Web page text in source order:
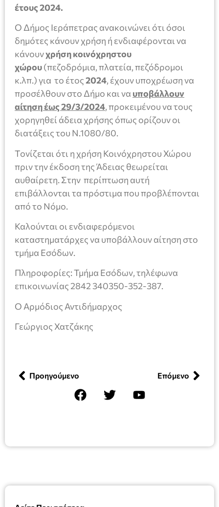
έτους 2024.
Ο Δήμος Ιεράπετρας ανακοινώνει ότι όσοι
δημότες κάνουν χρήση ή ενδιαφέρονται να
κάνουνχρήση κοινόχρηστου
χώρου(πεζοδρόμια, πλατεία, πεζόδρομοι
κ.λπ.) για το έτος2024, έχουν υποχρέωση να
προσέλθουν στο Δήμο και να υποβάλλουν
αίτηση έως 29/3/2024, προκειμένου να τους
χορηγηθεί άδεια χρήσης όπως ορίζουν οι
διατάξεις του Ν.1080/80.
Τονίζεται ότι η χρήση Κοινόχρηστου Χώρου
πριν την έκδοση της Άδειας θεωρείται
αυθαίρετη. Στην περίπτωση αυτή
επιβάλλονται τα πρόστιμα που προβλέπονται
από το Νόμο.
Καλούνται οι ενδιαφερόμενοι
καταστηματάρχες να υποβάλλουν αίτηση στο
τμήμα Εσόδων.
Πληροφορίες: Τμήμα Εσόδων, τηλέφωνα
επικοινωνίας 2842 340350-352-387.
Ο Αρμόδιος Αντιδήμαρχος
Γεώργιος Χατζάκης
Προηγούμενο Επόμενο